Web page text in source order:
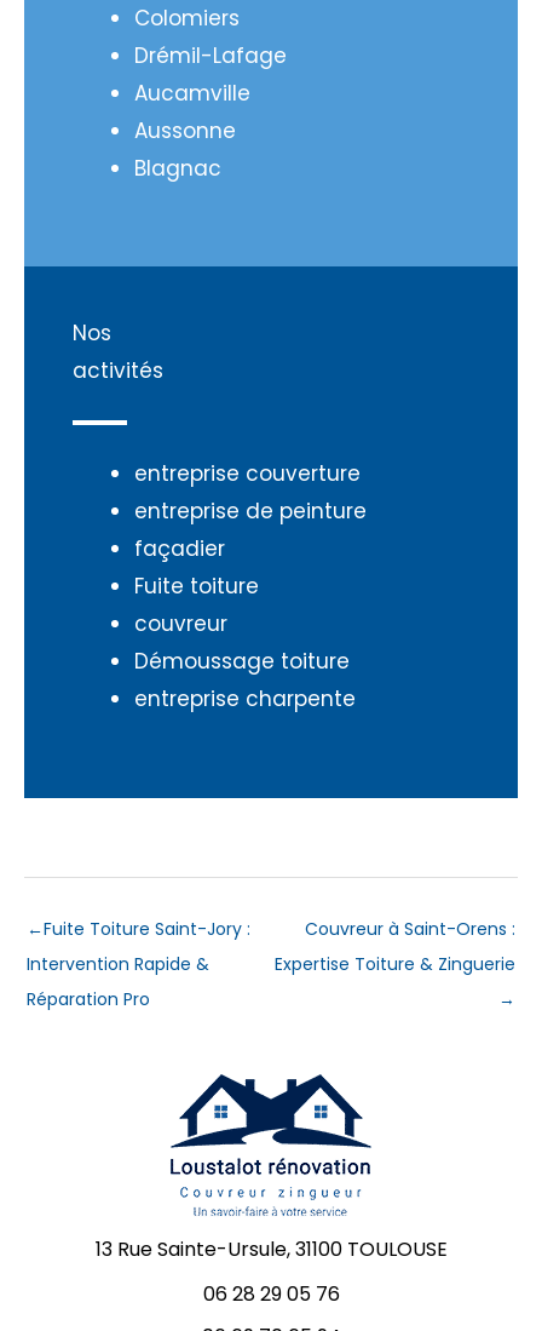
Colomiers
Drémil-Lafage
Aucamville
Aussonne
Blagnac
Nos
activités
entreprise couverture
entreprise de peinture
façadier
Fuite toiture
couvreur
Démoussage toiture
entreprise charpente
←Fuite Toiture Saint-Jory :
Intervention Rapide &
Réparation Pro
Couvreur à Saint-Orens :
Expertise Toiture & Zinguerie
→
13 Rue Sainte-Ursule, 31100 TOULOUSE
06 28 29 05 76